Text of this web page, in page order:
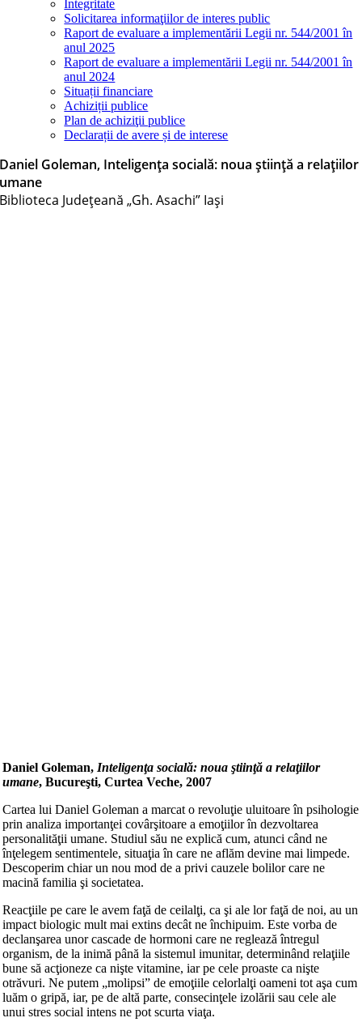
Integritate
Solicitarea informaţiilor de interes public
Raport de evaluare a implementării Legii nr. 544/2001 în
anul 2025
Raport de evaluare a implementării Legii nr. 544/2001 în
anul 2024
Situații financiare
Achiziții publice
Plan de achiziţii publice
Declarații de avere și de interese
Daniel Goleman, Inteligenţa socială: noua ştiinţă a relaţiilor
umane
Biblioteca Judeţeană „Gh. Asachi” Iaşi
Daniel Goleman, Inteligenţa socială: noua ştiinţă a relaţiilor
umane, Bucureşti, Curtea Veche, 2007
Cartea lui Daniel Goleman a marcat o revoluţie uluitoare în psihologie
prin analiza importanţei covârşitoare a emoţiilor în dezvoltarea
personalităţii umane. Studiul său ne explică cum, atunci când ne
înţelegem sentimentele, situaţia în care ne aflăm devine mai limpede.
Descoperim chiar un nou mod de a privi cauzele bolilor care ne
macină familia şi societatea.
Reacţiile pe care le avem faţă de ceilalţi, ca şi ale lor faţă de noi, au un
impact biologic mult mai extins decât ne închipuim. Este vorba de
declanşarea unor cascade de hormoni care ne reglează întregul
organism, de la inimă până la sistemul imunitar, determinând relaţiile
bune să acţioneze ca nişte vitamine, iar pe cele proaste ca nişte
otrăvuri. Ne putem „molipsi” de emoţiile celorlalţi oameni tot aşa cum
luăm o gripă, iar, pe de altă parte, consecinţele izolării sau cele ale
unui stres social intens ne pot scurta viaţa.